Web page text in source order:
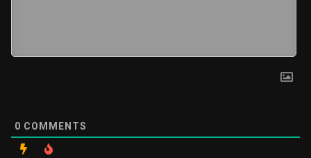
0 COMMENTS